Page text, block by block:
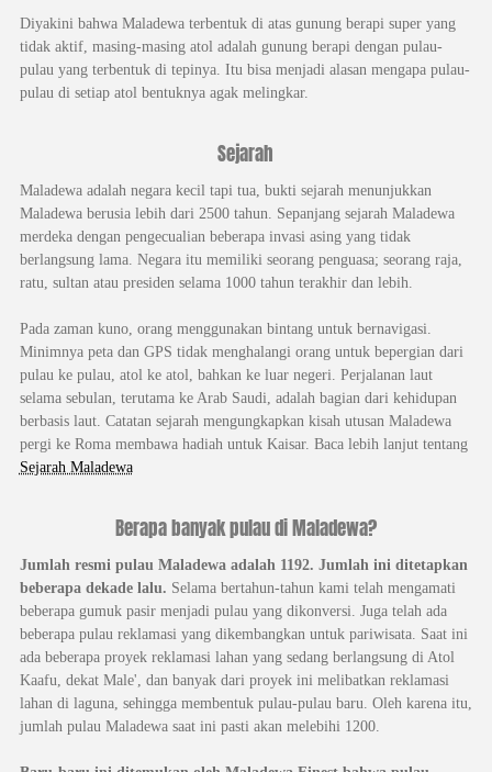
Diyakini bahwa Maladewa terbentuk di atas gunung berapi super yang
tidak aktif, masing-masing atol adalah gunung berapi dengan pulau-
pulau yang terbentuk di tepinya. Itu bisa menjadi alasan mengapa pulau-
pulau di setiap atol bentuknya agak melingkar.
Sejarah
Maladewa adalah negara kecil tapi tua, bukti sejarah menunjukkan
Maladewa berusia lebih dari 2500 tahun. Sepanjang sejarah Maladewa
merdeka dengan pengecualian beberapa invasi asing yang tidak
berlangsung lama. Negara itu memiliki seorang penguasa; seorang raja,
ratu, sultan atau presiden selama 1000 tahun terakhir dan lebih.
Pada zaman kuno, orang menggunakan bintang untuk bernavigasi.
Minimnya peta dan GPS tidak menghalangi orang untuk bepergian dari
pulau ke pulau, atol ke atol, bahkan ke luar negeri. Perjalanan laut
selama sebulan, terutama ke Arab Saudi, adalah bagian dari kehidupan
berbasis laut. Catatan sejarah mengungkapkan kisah utusan Maladewa
pergi ke Roma membawa hadiah untuk Kaisar. Baca lebih lanjut tentang
Sejarah Maladewa
Berapa banyak pulau di Maladewa?
Jumlah resmi pulau Maladewa adalah 1192. Jumlah ini ditetapkan
beberapa dekade lalu. Selama bertahun-tahun kami telah mengamati
beberapa gumuk pasir menjadi pulau yang dikonversi. Juga telah ada
beberapa pulau reklamasi yang dikembangkan untuk pariwisata. Saat ini
ada beberapa proyek reklamasi lahan yang sedang berlangsung di Atol
Kaafu, dekat Male', dan banyak dari proyek ini melibatkan reklamasi
lahan di laguna, sehingga membentuk pulau-pulau baru. Oleh karena itu,
jumlah pulau Maladewa saat ini pasti akan melebihi 1200.